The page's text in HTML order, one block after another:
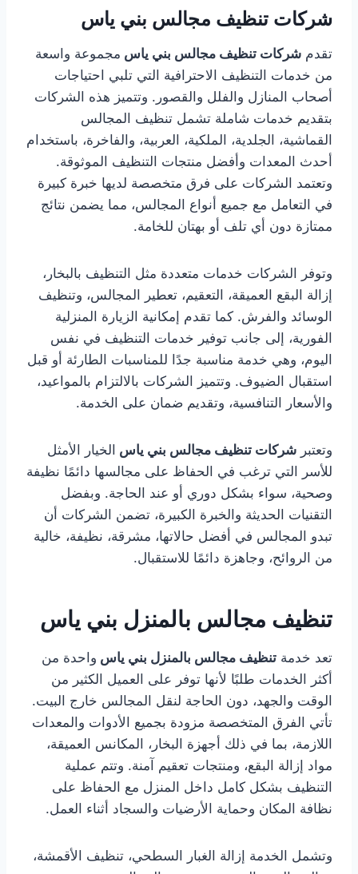
شركات تنظيف مجالس بني ياس
تقدم شركات تنظيف مجالس بني ياس مجموعة واسعة
من خدمات التنظيف الاحترافية التي تلبي احتياجات
أصحاب المنازل والفلل والقصور. وتتميز هذه الشركات
بتقديم خدمات شاملة تشمل تنظيف المجالس
القماشية، الجلدية، الملكية، العربية، والفاخرة، باستخدام
أحدث المعدات وأفضل منتجات التنظيف الموثوقة.
وتعتمد الشركات على فرق متخصصة لديها خبرة كبيرة
في التعامل مع جميع أنواع المجالس، مما يضمن نتائج
ممتازة دون أي تلف أو بهتان للخامة.
وتوفر الشركات خدمات متعددة مثل التنظيف بالبخار،
إزالة البقع العميقة، التعقيم، تعطير المجالس، وتنظيف
الوسائد والفرش. كما تقدم إمكانية الزيارة المنزلية
الفورية، إلى جانب توفير خدمات التنظيف في نفس
اليوم، وهي خدمة مناسبة جدًا للمناسبات الطارئة أو قبل
استقبال الضيوف. وتتميز الشركات بالالتزام بالمواعيد،
والأسعار التنافسية، وتقديم ضمان على الخدمة.
وتعتبر شركات تنظيف مجالس بني ياس الخيار الأمثل
للأسر التي ترغب في الحفاظ على مجالسها دائمًا نظيفة
وصحية، سواء بشكل دوري أو عند الحاجة. وبفضل
التقنيات الحديثة والخبرة الكبيرة، تضمن الشركات أن
تبدو المجالس في أفضل حالاتها، مشرقة، نظيفة، خالية
من الروائح، وجاهزة دائمًا للاستقبال.
تنظيف مجالس بالمنزل بني ياس
تعد خدمة تنظيف مجالس بالمنزل بني ياس واحدة من
أكثر الخدمات طلبًا لأنها توفر على العميل الكثير من
الوقت والجهد، دون الحاجة لنقل المجالس خارج البيت.
تأتي الفرق المتخصصة مزودة بجميع الأدوات والمعدات
اللازمة، بما في ذلك أجهزة البخار، المكانس العميقة،
مواد إزالة البقع، ومنتجات تعقيم آمنة. وتتم عملية
التنظيف بشكل كامل داخل المنزل مع الحفاظ على
نظافة المكان وحماية الأرضيات والسجاد أثناء العمل.
وتشمل الخدمة إزالة الغبار السطحي، تنظيف الأقمشة،